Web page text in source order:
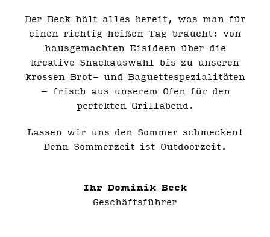
Der Beck hält alles bereit, was man für
einen richtig heißen Tag braucht: von
hausgemachten Eisideen über die
kreative Snackauswahl bis zu unseren
krossen Brot- und Baguettespezialitäten
– frisch aus unserem Ofen für den
perfekten Grillabend.
Lassen wir uns den Sommer schmecken!
Denn Sommerzeit ist Outdoorzeit.
Ihr Dominik Beck
Geschäftsführer